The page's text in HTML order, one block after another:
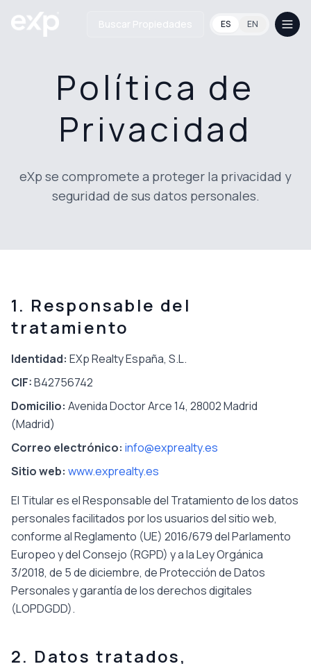
Buscar Propiedades ES EN
Política de
Privacidad
eXp se compromete a proteger la privacidad y
seguridad de sus datos personales.
1. Responsable del
tratamiento
Identidad: EXp Realty España, S.L.
CIF:B42756742
Domicilio: Avenida Doctor Arce 14, 28002 Madrid
(Madrid)
Correo electrónico: info@exprealty.es
Sitio web: www.exprealty.es
El Titular es el Responsable del Tratamiento de los datos
personales facilitados por los usuarios del sitio web,
conforme al Reglamento (UE) 2016/679 del Parlamento
Europeo y del Consejo (RGPD) y a la Ley Orgánica
3/2018, de 5 de diciembre, de Protección de Datos
Personales y garantía de los derechos digitales
(LOPDGDD).
2. Datos tratados,